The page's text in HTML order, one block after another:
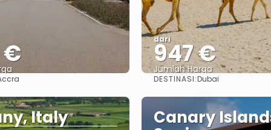
€ dari
947 €
Jumlah Harga
DESTINASI:Dubai
Italy Canary